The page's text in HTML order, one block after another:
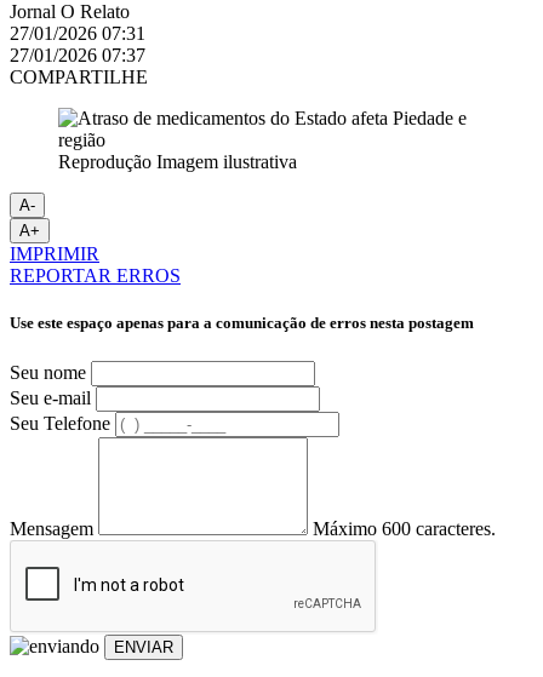
Jornal O Relato
27/01/2026 07:31
27/01/2026 07:37
COMPARTILHE
Reprodução Imagem ilustrativa
A-
A+
IMPRIMIR
REPORTAR ERROS
Use este espaço apenas para a comunicação de erros nesta postagem
Seu nome
Seu e-mail
Seu Telefone
Mensagem Máximo 600 caracteres.
ENVIAR